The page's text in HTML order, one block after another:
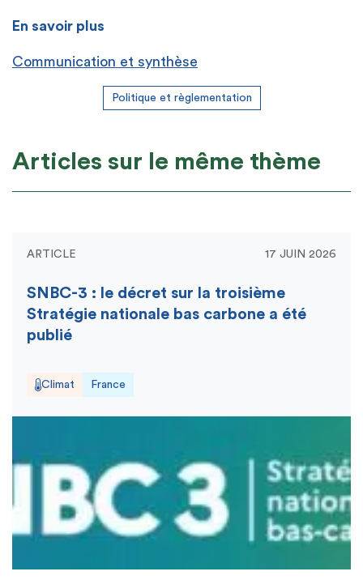
En savoir plus
Communication et synthèse
Politique et règlementation
Articles sur le même thème
ARTICLE 17 JUIN 2026
SNBC-3 : le décret sur la troisième
Stratégie nationale bas carbone a été
publié
Climat France